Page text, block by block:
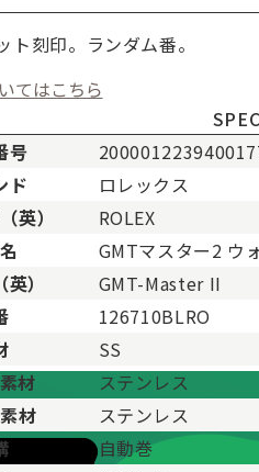
ト刻印。ランダム番。
てはこちら
SPEC
号
ド
ロレックス
英）
ROLEX
GMTマスター2 ウ
）
GMT-Master II
126710BLRO
SS
材
ステンレス
材
ステンレス
自動巻